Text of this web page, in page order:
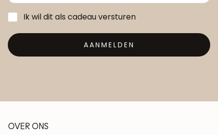
Ik wil dit als cadeau versturen
AANMELDEN
OVER ONS